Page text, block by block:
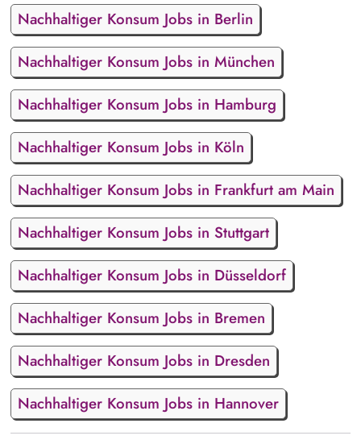
Nachhaltiger Konsum Jobs in Berlin
Nachhaltiger Konsum Jobs in München
Nachhaltiger Konsum Jobs in Hamburg
Nachhaltiger Konsum Jobs in Köln
Nachhaltiger Konsum Jobs in Frankfurt am Main
Nachhaltiger Konsum Jobs in Stuttgart
Nachhaltiger Konsum Jobs in Düsseldorf
Nachhaltiger Konsum Jobs in Bremen
Nachhaltiger Konsum Jobs in Dresden
Nachhaltiger Konsum Jobs in Hannover